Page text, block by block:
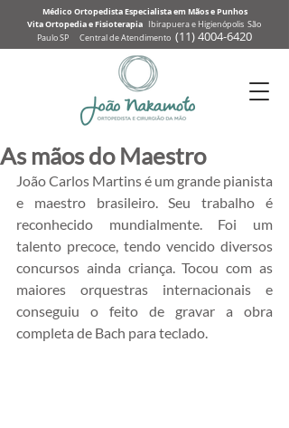
Médico Ortopedista Especialista em Mãos e Punhos
Vita Ortopedia e Fisioterapia Ibirapuera e Higienópolis São
Paulo SP Central de Atendimento (11) 4004-6420
As mãos do Maestro
João Carlos Martins é um grande pianista
e maestro brasileiro. Seu trabalho é
reconhecido mundialmente. Foi um
talento precoce, tendo vencido diversos
concursos ainda criança. Tocou com as
maiores orquestras internacionais e
conseguiu o feito de gravar a obra
completa de Bach para teclado.